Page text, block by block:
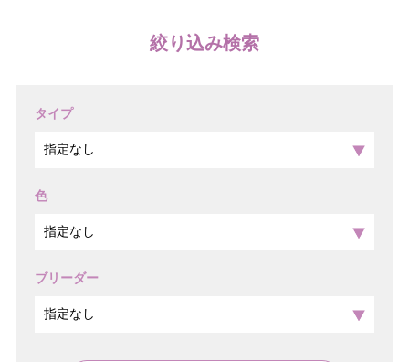
絞り込み検索
タイプ
色
ブリーダー